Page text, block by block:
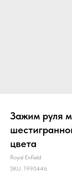
Зажим руля
цвета
Royal Enfield
SKU: 1990446